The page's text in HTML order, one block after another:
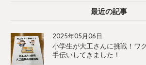
新た
な章
へ。
最近の記事
2025年05月06日
小学生が大工さんに挑戦！ワ
手伝いしてきました！